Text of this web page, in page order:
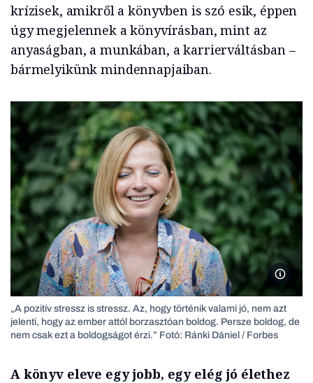
krízisek, amikről a könyvben is szó esik, éppen
úgy megjelennek a könyvírásban, mint az
anyaságban, a munkában, a karrierváltásban –
bármelyikünk mindennapjaiban.
„A pozitív stressz is stressz. Az, hogy történik valami jó, nem azt
jelenti, hogy az ember attól borzasztóan boldog. Persze boldog, de
nem csak ezt a boldogságot érzi.” Fotó: Ránki Dániel / Forbes
A könyv eleve egy jobb, egy elég jó élethez